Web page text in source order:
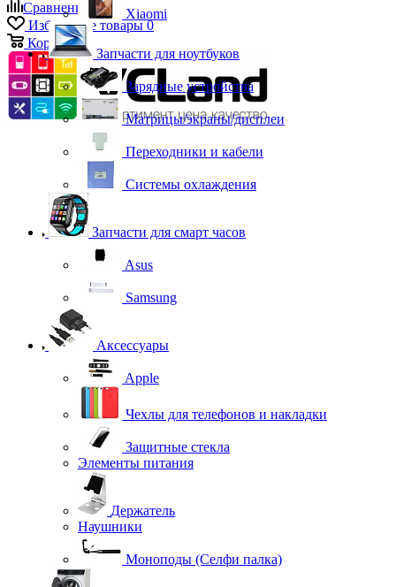
Сравнение
0
Избранные товары 0
Корзина 0
Xiaomi
Запчасти для ноутбуков
Зарядные устройства
Матрицы/экраны/дисплеи
Переходники и кабели
Системы охлаждения
Запчасти для смарт часов
Asus
Samsung
Аксессуары
Apple
Чехлы для телефонов и накладки
Защитные стекла
Элементы питания
Держатель
Наушники
Моноподы (Селфи палка)